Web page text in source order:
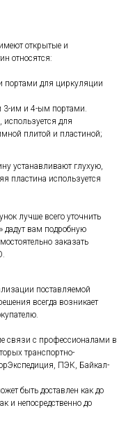
открытые и
относятся:
портами для циркуляции
3-им и 4-ым портами.
используется для
плитой и пластиной;
устанавливают глухую,
пластина используется
лучше всего уточнить
дадут вам подробную
заказать
поставляемой
всегда возникает
связи с профессионалами в
транспортно-
ПЭК, Байкал-
быть доставлен как до
и непосредственно до